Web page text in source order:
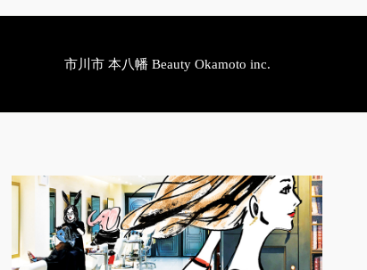
市川市 本八幡 Beauty Okamoto inc.